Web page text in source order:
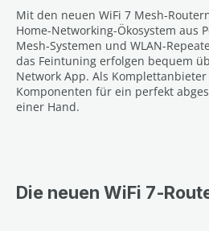
Mit den neuen WiFi 7 Mesh-
Home-Networking-Ökosystem aus
Mesh‑Systemen und WLAN-
das Feintuning erfolgen bequem
Network App. Als
Komponenten für ein perfekt
einer Hand.
Die neuen WiFi